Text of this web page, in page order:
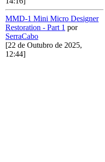
MMD-1 Mini Micro Designer
Restoration - Part 1 por
SerraCabo
[22 de Outubro de 2025,
12:44]